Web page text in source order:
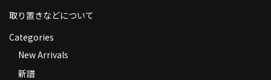
返品
コンディション
取り置きなどについて
Categories
New Arrivals
新譜